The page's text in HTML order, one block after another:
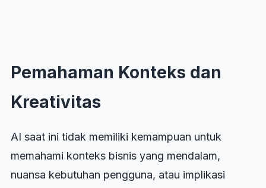
Pemahaman Konteks dan
Kreativitas
AI saat ini tidak memiliki kemampuan untuk
memahami konteks bisnis yang mendalam,
nuansa kebutuhan pengguna, atau implikasi